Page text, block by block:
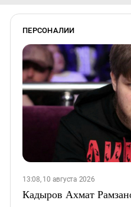
ПЕРСОНАЛИИ
13:08, 10 августа 2026
Кадыров Ахмат